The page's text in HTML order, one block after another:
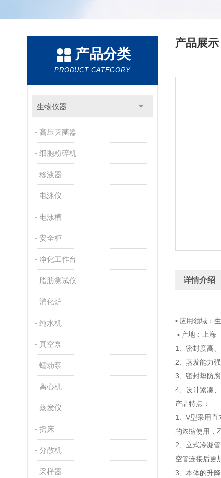
产品分类
PRODUCT CATEGORY
生物仪器
高压灭菌器
细胞粉碎机
移液器
电泳仪
电泳槽
安全柜
净化工作台
脂肪测试仪
消化炉
纯水机
真空泵
蠕动泵
离心机
蒸发仪
摇床
分散机
采样器
产品展示
详情介绍
▪ 应用领域：
▪ 产地：上海
1、密封度高
2、蒸发能力
3、密封垫防
4、设计紧凑
产品特点：
1、V型采用直
的浓缩使用，
2、立式冷凝
空管连接后更
3、本体的升